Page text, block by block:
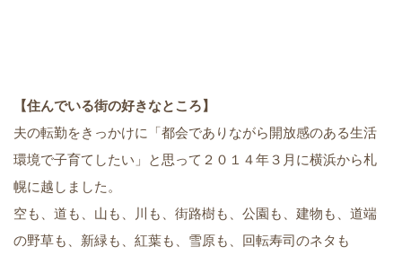
【住んでいる街の好きなところ】
夫の転勤をきっかけに「都会でありながら開放感のある生活
環境で子育てしたい」と思って２０１４年３月に横浜から札
幌に越しました。
空も、道も、山も、川も、街路樹も、公園も、建物も、道端
の野草も、新緑も、紅葉も、雪原も、回転寿司のネタも